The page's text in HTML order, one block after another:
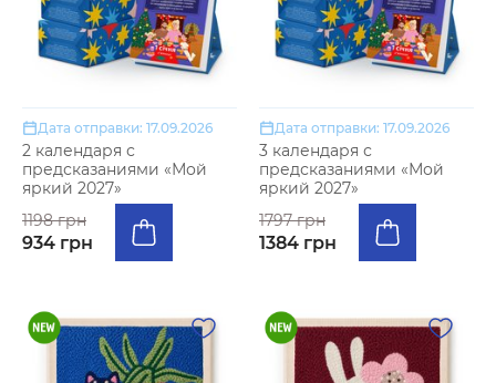
Дата отправки: 17.09.2026
2 календаря с
предсказаниями «Мой
яркий 2027»
1198 грн
934 грн
Дата отправки: 17.09.2026
3 календаря с
предсказаниями «Мой
яркий 2027»
1797 грн
1384 грн